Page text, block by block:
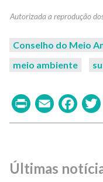
Conselho do Meio
meio ambiente
PrintEmail
Últimas